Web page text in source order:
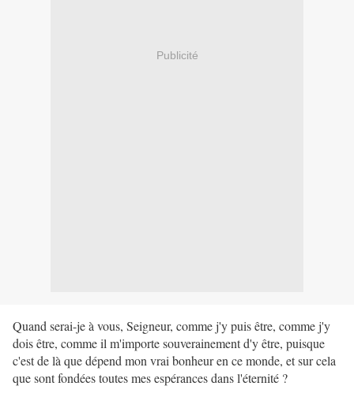
Publicité
Quand serai-je à vous, Seigneur, comme j'y puis être, comme j'y
dois être, comme il m'importe souverainement d'y être, puisque
c'est de là que dépend mon vrai bonheur en ce monde, et sur cela
que sont fondées toutes mes espérances dans l'éternité ?